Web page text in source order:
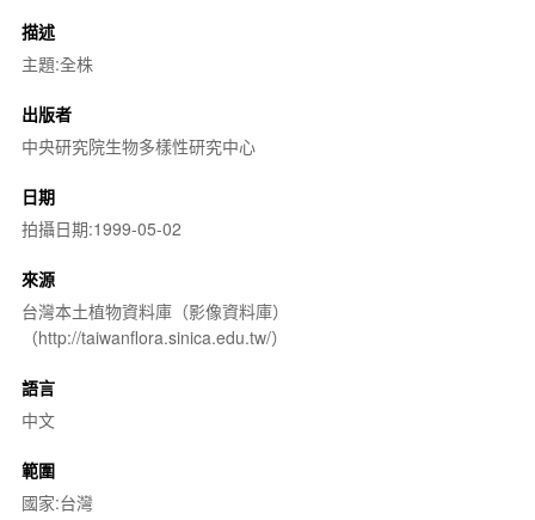
描述
主題:全株
出版者
中央研究院生物多樣性研究中心
日期
拍攝日期:1999-05-02
來源
台灣本土植物資料庫（影像資料庫）
（http://taiwanflora.sinica.edu.tw/）
語言
中文
範圍
國家:台灣